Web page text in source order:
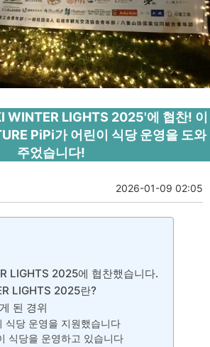
WINTER LIGHTS 2025'에 협찬! 이
PiPi가 어린이 식당 운영을 도와
주었습니다!
2026-01-09 02:05
LIGHTS 2025에 협찬했습니다.
LIGHTS 2025란?
된 경위
식당 운영을 지원했습니다
식당을 운영하고 있습니다